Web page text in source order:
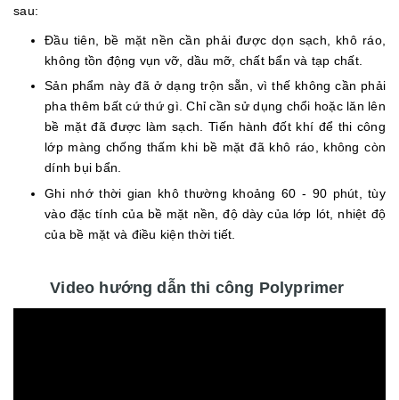
sau:
Đầu tiên, bề mặt nền cần phải được dọn sạch, khô ráo,
không tồn động vụn vỡ, dầu mỡ, chất bẩn và tạp chất.
Sản phẩm này đã ở dạng trộn sẵn, vì thế không cần phải
pha thêm bất cứ thứ gì. Chỉ cần sử dụng chổi hoặc lăn lên
bề mặt đã được làm sạch. Tiến hành đốt khí để thi công
lớp màng chống thấm khi bề mặt đã khô ráo, không còn
dính bụi bẩn.
Ghi nhớ thời gian khô thường khoảng 60 - 90 phút, tùy
vào đặc tính của bề mặt nền, độ dày của lớp lót, nhiệt độ
của bề mặt và điều kiện thời tiết.
Video hướng dẫn thi công Polyprimer